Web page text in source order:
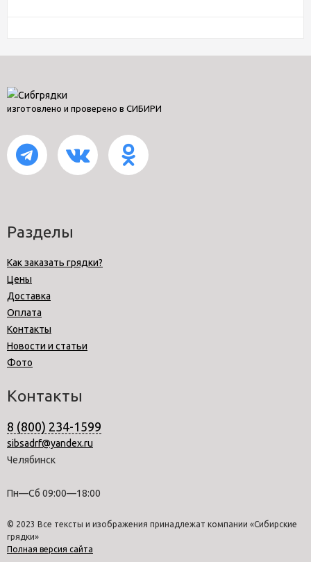
изготовлено и проверено в СИБИРИ
Разделы
Как заказать грядки?
Цены
Доставка
Оплата
Контакты
Новости и статьи
Фото
Контакты
8 (800) 234-1599
sibsadrf@yandex.ru
Челябинск
Пн—Сб 09:00—18:00
© 2023 Все тексты и изображения принадлежат компании «Сибирские
грядки»
Полная версия сайта